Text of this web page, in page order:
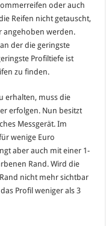
oder auch
Reifen nicht getauscht,
angehoben werden.
der die geringste
Profiltiefe ist
zu finden.
erhalten, muss die
erfolgen. Nun besitzt
Messgerät. Im
wenige Euro
aber auch mit einer 1-
Rand. Wird die
nicht mehr sichtbar
Profil weniger als 3